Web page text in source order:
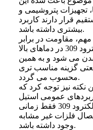
تجهیزات پتروشیمی و
قرار دارند کاربرد
بیشتری داشته باشد.
مقاومت در برابر
اکسیداسیون در دمای بالا است. الکترود 309 در دماهای بالا
شدن می شود و به همین
گزینه مناسب تری
محسوب می گردد.
و 309 باید به این نکته نیز توجه کرد که
از کاربردهای عمومی استیل
کاملا مناسب است و استفاده از الکترود 309 فقط زمانی
فلزات غیر مشابه
وجود داشته باشد.